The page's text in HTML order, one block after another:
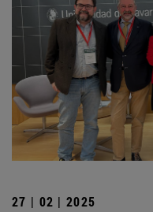
27 | 02 | 2025